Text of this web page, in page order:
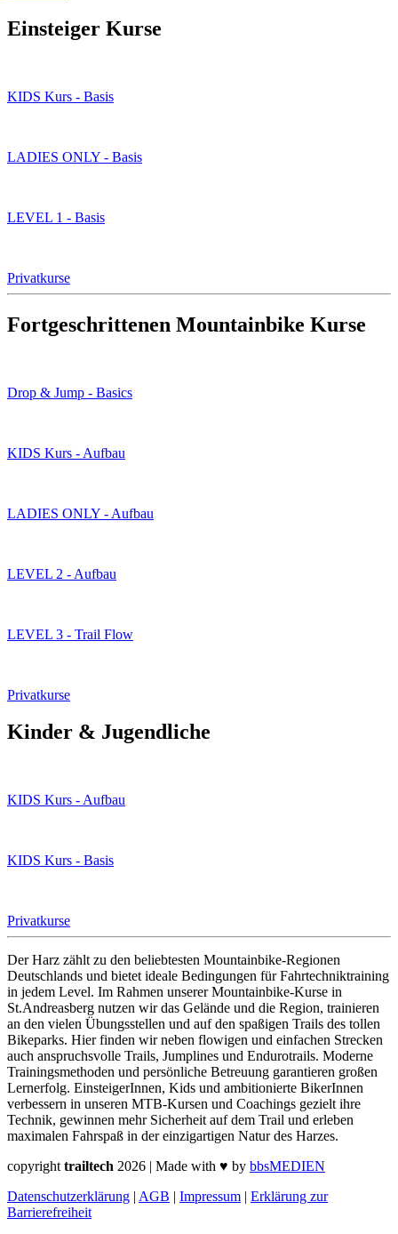
Einsteiger Kurse
KIDS Kurs - Basis
LADIES ONLY - Basis
LEVEL 1 - Basis
Privatkurse
Fortgeschrittenen Mountainbike Kurse
Drop & Jump - Basics
KIDS Kurs - Aufbau
LADIES ONLY - Aufbau
LEVEL 2 - Aufbau
LEVEL 3 - Trail Flow
Privatkurse
Kinder & Jugendliche
KIDS Kurs - Aufbau
KIDS Kurs - Basis
Privatkurse
Der Harz zählt zu den beliebtesten Mountainbike-Regionen
Deutschlands und bietet ideale Bedingungen für Fahrtechniktraining
in jedem Level. Im Rahmen unserer Mountainbike-Kurse in
St.Andreasberg nutzen wir das Gelände und die Region, trainieren
an den vielen Übungsstellen und auf den spaßigen Trails des tollen
Bikeparks. Hier finden wir neben flowigen und einfachen Strecken
auch anspruchsvolle Trails, Jumplines und Endurotrails. Moderne
Trainingsmethoden und persönliche Betreuung garantieren großen
Lernerfolg. EinsteigerInnen, Kids und ambitionierte BikerInnen
verbessern in unseren MTB-Kursen und Coachings gezielt ihre
Technik, gewinnen mehr Sicherheit auf dem Trail und erleben
maximalen Fahrspaß in der einzigartigen Natur des Harzes.
copyright trailtech 2026 | Made with ♥ by bbsMEDIEN
Datenschutzerklärung | AGB | Impressum | Erklärung zur
Barrierefreiheit